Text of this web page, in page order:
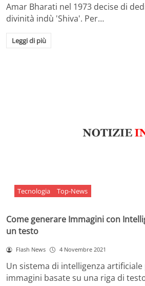
Amar Bharati nel 1973 decise di
divinità indù 'Shiva'. Per…
Leggi di più
Tecnologia Top-News
Come generare Immagini con
un testo
Flash News 4 Novembre 2021
Un sistema di intelligenza
immagini basate su una riga di